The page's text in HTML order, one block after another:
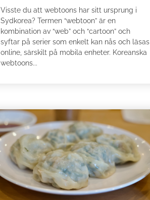
Visste du att webtoons har sitt ursprung i
Sydkorea? Termen “webtoon” är en
kombination av “web” och “cartoon” och
syftar på serier som enkelt kan nås och läsas
online, särskilt på mobila enheter. Koreanska
webtoons...